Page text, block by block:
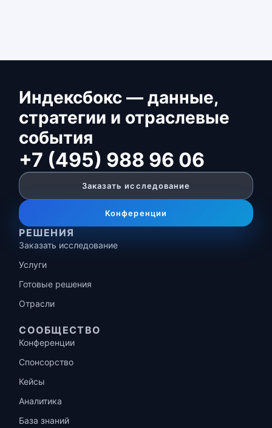
Индексбокс — данные,
стратегии и отраслевые
события
+7 (495) 988 96 06
Заказать исследование
Конференции
РЕШЕНИЯ
Заказать исследование
Услуги
Готовые решения
Отрасли
СООБЩЕСТВО
Конференции
Спонсорство
Кейсы
Аналитика
База знаний